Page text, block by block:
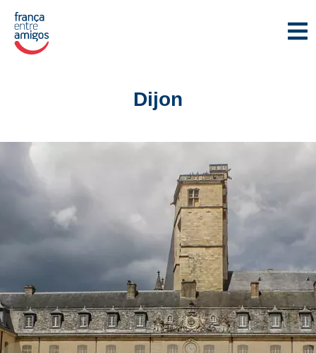
Dijon